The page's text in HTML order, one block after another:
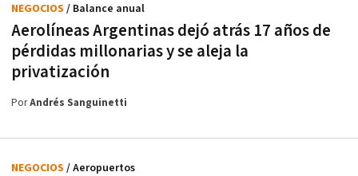
Aerolíneas Argentinas dejó atrás 17 años de
pérdidas millonarias y se aleja la
privatización
NEGOCIOS / Balance anual
PorAndrés Sanguinetti
NEGOCIOS / Aeropuertos